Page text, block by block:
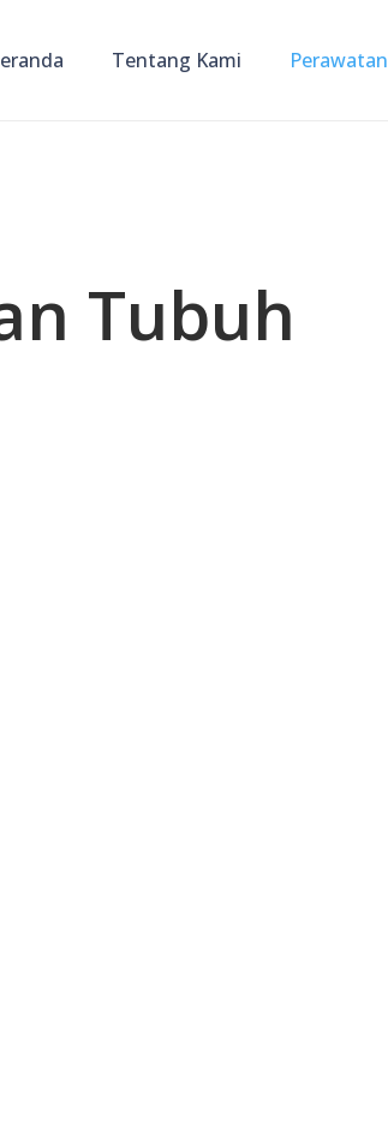
Tentang Kami Perawatan
Tubuh